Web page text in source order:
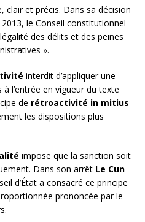
clair et précis. Dans sa décision
le Conseil constitutionnel
des délits et des peines
».
interdit d’appliquer une
l’entrée en vigueur du texte
de rétroactivité in mitius
les dispositions plus
impose que la sanction soit
Dans son arrêt Le Cun
d’État a consacré ce principe
prononcée par le